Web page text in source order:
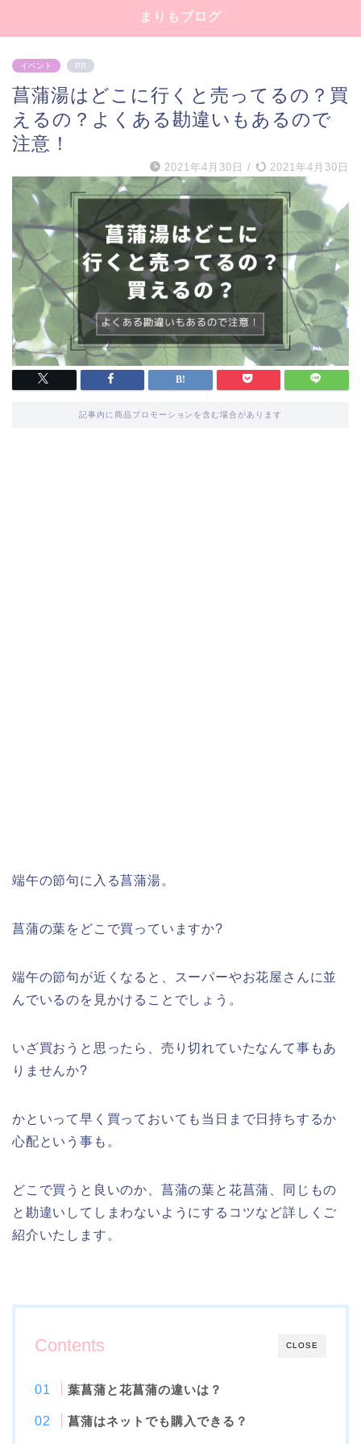
まりもブログ
イベント PR
菖蒲湯はどこに行くと売ってるの？買
えるの？よくある勘違いもあるので
注意！
2021年4月30日 / 2021年4月30日
記事内に商品プロモーションを含む場合があります
端午の節句に入る菖蒲湯。
菖蒲の葉をどこで買っていますか?
端午の節句が近くなると、スーパーやお花屋さんに並
んでいるのを見かけることでしょう。
いざ買おうと思ったら、売り切れていたなんて事もあ
りませんか?
かといって早く買っておいても当日まで日持ちするか
心配という事も。
どこで買うと良いのか、菖蒲の葉と花菖蒲、同じもの
と勘違いしてしまわないようにするコツなど詳しくご
紹介いたします。
CLOSE
Contents
葉菖蒲と花菖蒲の違いは？
菖蒲はネットでも購入できる？